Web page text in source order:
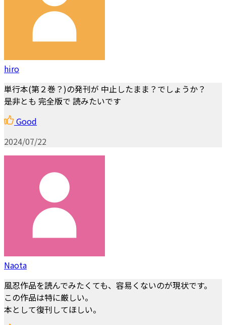
hiro
単行本(第２巻？)の発刊が 中止したまま？でしょうか？
是非とも 完全版で 読みたいです
Good
2024/07/22
Naota
風忍作品を読んでみたくても、容易くないのが現状です。
この作品は特に厳しい。
本として復刊してほしい。